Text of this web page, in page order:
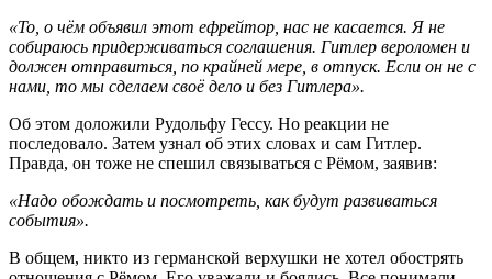
«То, о чём объявил этот ефрейтор, нас не касается. Я не
собираюсь придерживаться соглашения. Гитлер вероломен и
должен отправиться, по крайней мере, в отпуск. Если он не с
нами, то мы сделаем своё дело и без Гитлера».
Об этом доложили Рудольфу Гессу. Но реакции не
последовало. Затем узнал об этих словах и сам Гитлер.
Правда, он тоже не спешил связываться с Рёмом, заявив:
«Надо обождать и посмотреть, как будут развиваться
события».
В общем, никто из германской верхушки не хотел обострять